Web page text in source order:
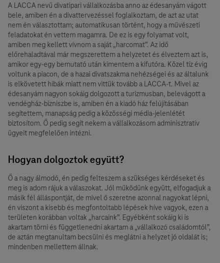
A LACCA nevű divatipari vállalkozásba anno az édesanyám vágott
bele, amiben én a divattervezéssel foglalkoztam, de azt az utat
nem én választottam; automatikusan történt, hogy a művészeti
feladatokat én vettem magamra. De ez is egy folyamat volt,
amiben meg kellett vívnom a saját „harcomat”. Az idő
előrehaladtával már megszerettem a helyzetet és élveztem azt is,
amikor egy-egy bemutató után kimentem a kifutóra. Közel tíz évig
voltunk a piacon, de a hazai divatszakma nehézségei és az általunk
is elkövetett hibák miatt nem vittük tovább a LACCA-t. Mivel az
édesanyám nagyon sokáig dolgozott a turizmusban, belevágott a
vendégház-bizniszbe is, amiben én a kiadó ház felújításában
segítettem, manapság pedig a közösségi média-jelenlétét
biztosítom. Ő pedig segít nekem a vállalkozásom adminisztratív
ügyeit megfelelően intézni.
Hogyan dolgoztok együtt?
Ő a nagy álmodó, én pedig felteszem a szükséges kérdéseket és
meg is adom rájuk a válaszokat. Jól működünk együtt, elfogadjuk a
másik fél álláspontját, de mivel ő szeretne azonnal nagyokat lépni,
én viszont a kisebb és megfontoltabb lépések híve vagyok, ezen a
területen korábban voltak „harcaink”. Egyébként sokáig ki is
akartam törni és függetlenedni akartam a „vállalkozó családomtól”,
de aztán megtanultam becsülni és meglátni a helyzet jó oldalát is;
mindenben mellettem állnak.